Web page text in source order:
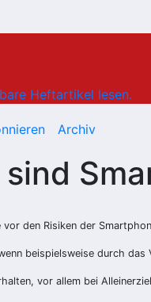
Heftartikel lesen.
Archiv
vor den Risiken der
beispielsweise durch
vor allem bei